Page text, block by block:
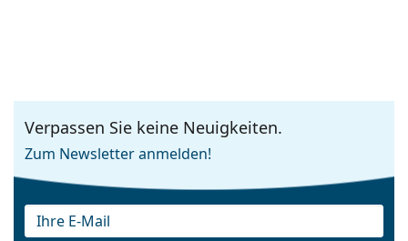
Verpassen Sie keine Neuigkeiten.
Zum Newsletter anmelden!